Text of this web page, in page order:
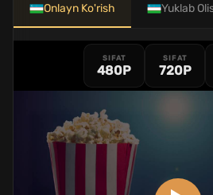
Onlayn Ko'rish Yuklab
SIFAT
480P
SIFAT
720P